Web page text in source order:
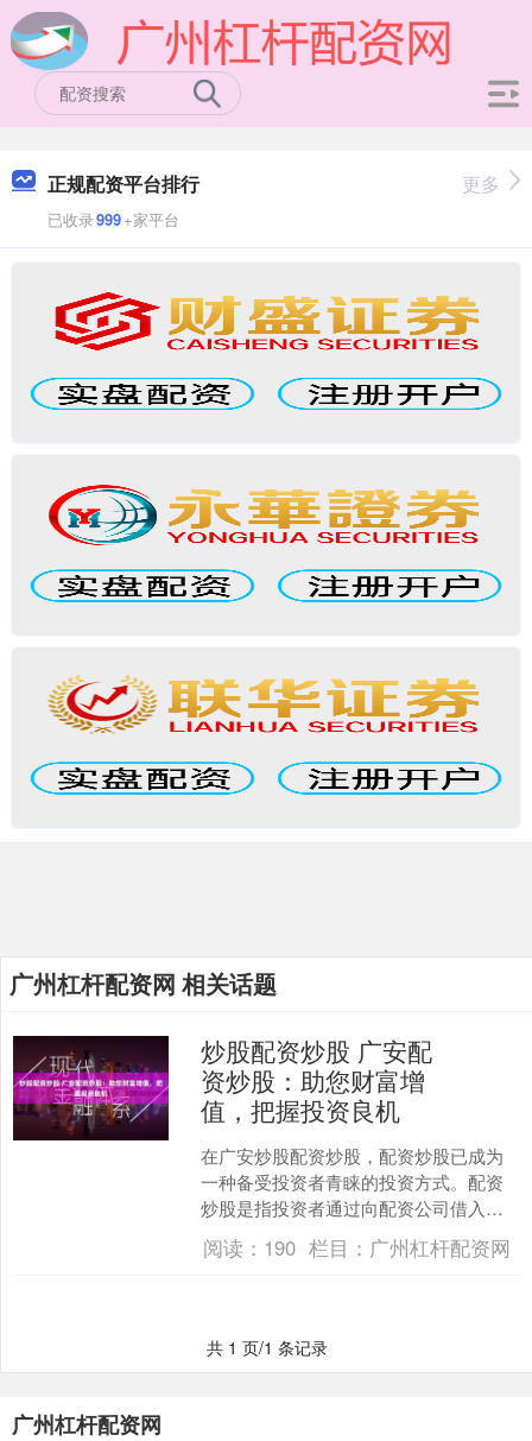
正规配资平台排行
已收录999+家平台
更多
广州杠杆配资网 相关话题
炒股配资炒股 广安配
资炒股：助您财富增
值，把握投资良机
在广安炒股配资炒股，配资炒股已成为
一种备受投资者青睐的投资方式。配资
炒股是指投资者通过向配资公司借入资
金，以放大投资资金，从而提高收益率
的一种投资方式。 股票配....
阅读： 190 栏目： 广州杠杆配资网
共 1 页/1 条记录
广州杠杆配资网